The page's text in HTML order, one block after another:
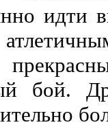
идти
бой.